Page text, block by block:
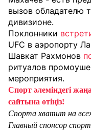
вызов обладателю
дивизионе.
Поклонники
UFC в аэропорту
Шавкат Рахмонов
ритуалов
мероприятия.
Спорт әлеміндегі
сайтына өтіңіз!
Спорта хватит на
Главный спонсор